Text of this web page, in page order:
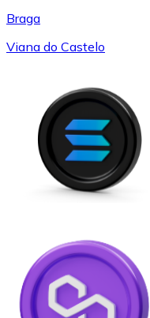
Braga
Viana do Castelo